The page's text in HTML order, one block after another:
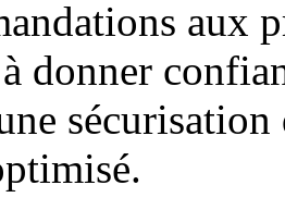
aux
donner